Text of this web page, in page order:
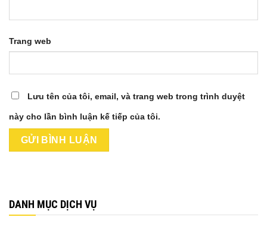
Trang web
Lưu tên của tôi, email, và trang web trong trình duyệt
này cho lần bình luận kế tiếp của tôi.
DANH MỤC DỊCH VỤ